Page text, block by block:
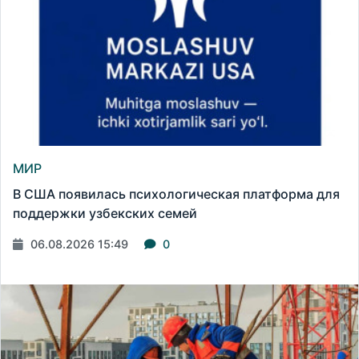
МИР
В США появилась психологическая платформа для
поддержки узбекских семей
06.08.2026 15:49 0